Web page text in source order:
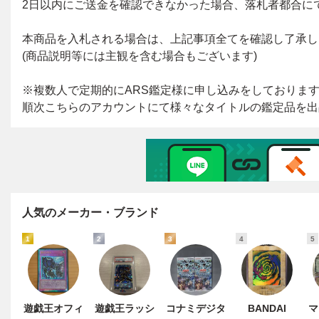
人気のメーカー・ブランド
1
遊戯王オフィ
2
遊戯王ラッシ
3
コナミデジタ
4
BANDAI
5